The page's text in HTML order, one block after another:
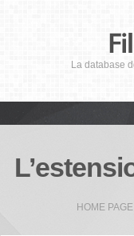
La database
HOME PAGE